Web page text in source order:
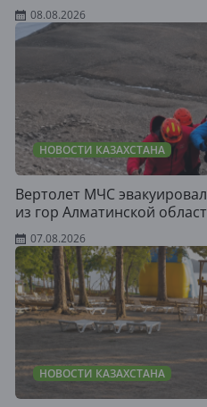
08.08.2026
НОВОСТИ КАЗАХСТАНА
Вертолет МЧС
из гор Алматинской
07.08.2026
НОВОСТИ КАЗАХСТАНА